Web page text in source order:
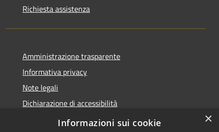
Richiesta assistenza
Amministrazione trasparente
Informativa privacy
Note legali
Dichiarazione di accessibilità
Feedback accessibilità
×
Informazioni sui cookie